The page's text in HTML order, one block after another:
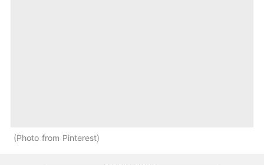
Photo from Pinterest